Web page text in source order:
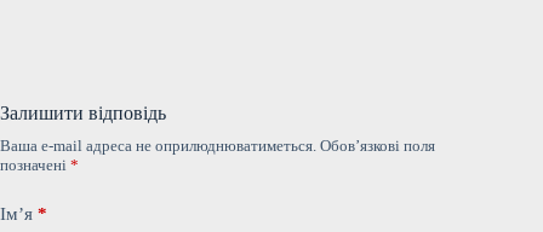
Залишити відповідь
Ваша e-mail адреса не оприлюднюватиметься. Обов’язкові поля
позначені *
Ім’я *